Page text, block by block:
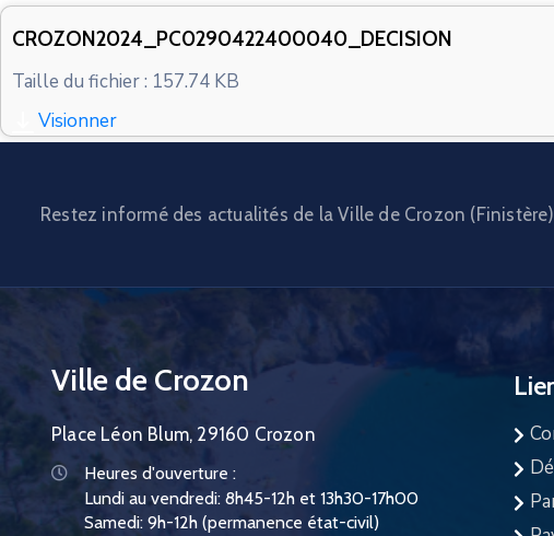
CROZON2024_PC0290422400040_DECISION
Taille du fichier : 157.74 KB
Visionner
Restez informé des actualités de la Ville de Crozon
Ville de Crozon
Place Léon Blum, 29160 Crozon
Heures d'ouverture :
Lundi au vendredi: 8h45-12h et 13h30-17h00
Samedi: 9h-12h (permanence état-civil)